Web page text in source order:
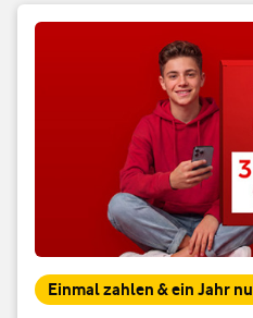
Einmal zahlen & ein Jahr